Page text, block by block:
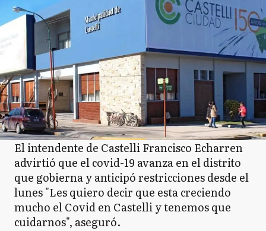
El intendente de Castelli Francisco Echarren
advirtió que el covid-19 avanza en el distrito
que gobierna y anticipó restricciones desde el
lunes "Les quiero decir que esta creciendo
mucho el Covid en Castelli y tenemos que
cuidarnos", aseguró.